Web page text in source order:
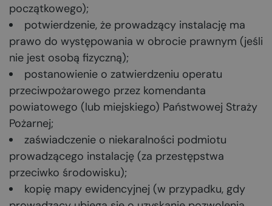
początkowego);
potwierdzenie, że prowadzący instalację ma
prawo do występowania w obrocie prawnym (jeśli
nie jest osobą fizyczną);
postanowienie o zatwierdzeniu operatu
przeciwpożarowego przez komendanta
powiatowego (lub miejskiego) Państwowej Straży
Pożarnej;
zaświadczenie o niekaralności podmiotu
prowadzącego instalację (za przestępstwa
przeciwko środowisku);
kopię mapy ewidencyjnej (w przypadku, gdy